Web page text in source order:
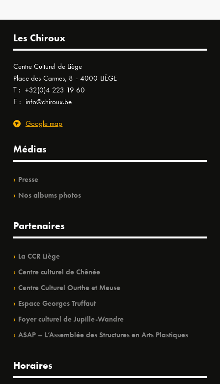
Les Chiroux
Centre Culturel de Liège
Place des Carmes, 8 - 4000 LIÈGE
T : +32(0)4 223 19 60
E : info@chiroux.be
Google map
Médias
Presse
Nos albums photos
Partenaires
La CCR Liège
Centre culturel de Chênée
Centre Culturel Ourthe et Meuse
Espace Georges Truffaut
Foyer culturel de Jupille-Wandre
ASAP – L’Assemblée des Structures en Arts Plastiques
Horaires